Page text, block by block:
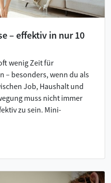
– effektiv in nur 10
wenig Zeit für
– besonders, wenn du als
Job, Haushalt und
muss nicht immer
zu sein. Mini-